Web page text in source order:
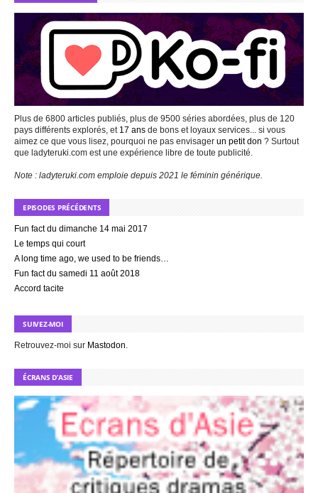
Plus de 6800 articles publiés, plus de 9500 séries abordées, plus de 120
pays différents explorés, et 17 ans de bons et loyaux services... si vous
aimez ce que vous lisez, pourquoi ne pas envisager un petit don ? Surtout
que ladyteruki.com est une expérience libre de toute publicité.
Note : ladyteruki.com emploie depuis 2021 le féminin générique.
EPISODES PRÉCÉDENTS
Fun fact du dimanche 14 mai 2017
Le temps qui court
A long time ago, we used to be friends…
Fun fact du samedi 11 août 2018
Accord tacite
SUIVEZ-MOI
Retrouvez-moi sur Mastodon
ÉCRANS D’ASIE